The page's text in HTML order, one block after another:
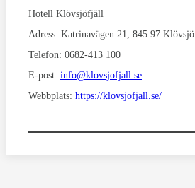
Hotell Klövsjöfjäll
Adress: Katrinavägen 21, 845 97 Klövsjö
Telefon: 0682-413 100
E-post: info@klovsjofjall.se
Webbplats: https://klovsjofjall.se/